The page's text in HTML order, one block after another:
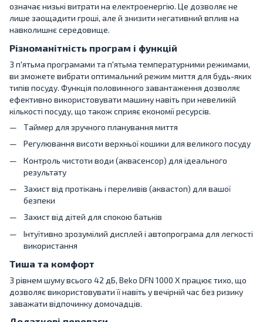
означає низькі витрати на електроенергію. Це дозволяє не
лише заощадити гроші, але й знизити негативний вплив на
навколишнє середовище.
Різноманітність програм і функцій
З п'ятьма програмами та п'ятьма температурними режимами,
ви зможете вибрати оптимальний режим миття для будь-яких
типів посуду. Функція половинного завантаження дозволяє
ефективно використовувати машину навіть при невеликій
кількості посуду, що також сприяє економії ресурсів.
Таймер для зручного планування миття
Регулювання висоти верхньої кошики для великого посуду
Контроль чистоти води (аквасенсор) для ідеального
результату
Захист від протікань і переливів (аквастоп) для вашої
безпеки
Захист від дітей для спокою батьків
Інтуїтивно зрозумілий дисплей і автопрограма для легкості
використання
Тиша та комфорт
З рівнем шуму всього 42 дБ, Beko DFN 1000 X працює тихо, що
дозволяє використовувати її навіть у вечірній час без ризику
заважати відпочинку домочадців.